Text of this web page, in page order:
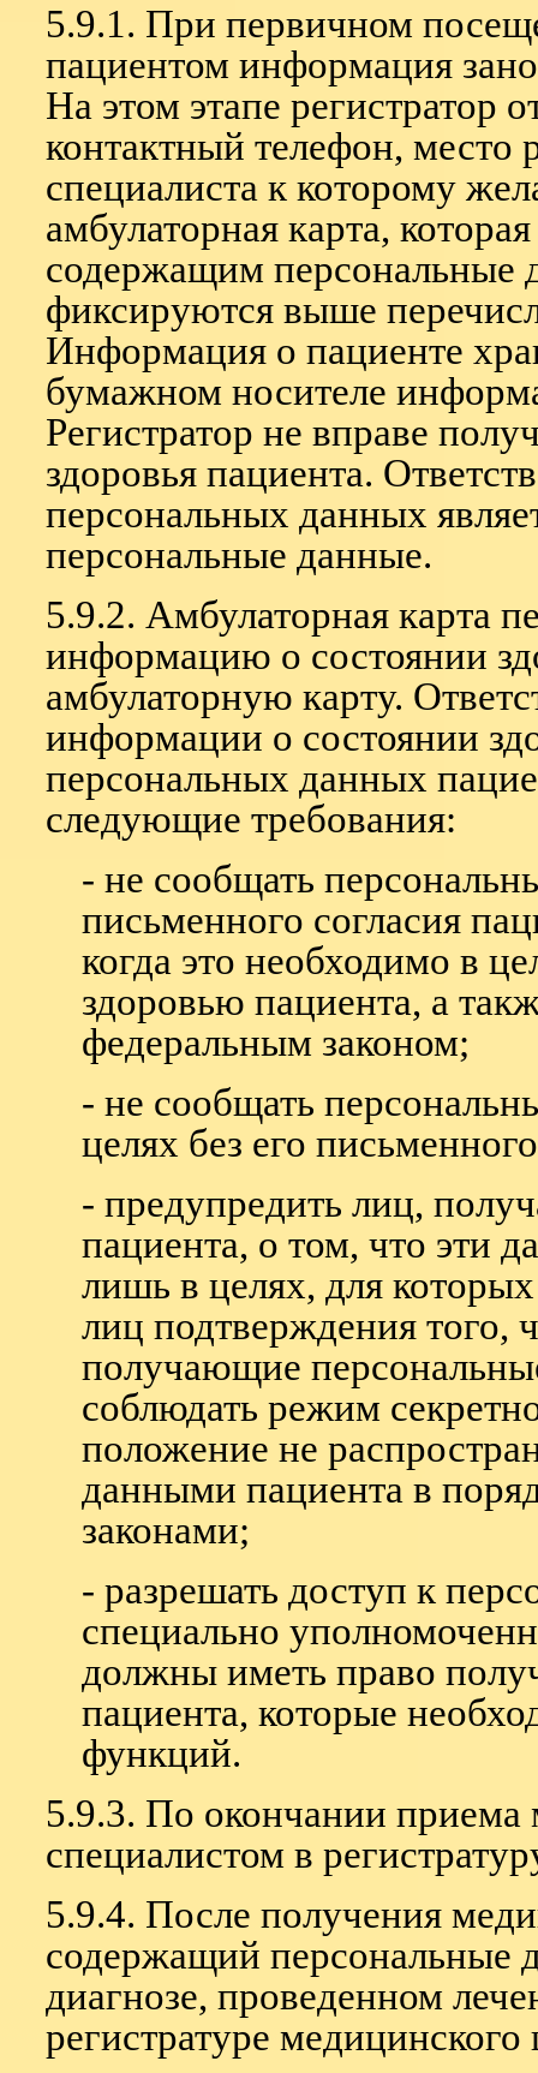
5.9.1. При первичном
пациентом информация
На этом этапе регистратор
контактный телефон,
специалиста к которому
амбулаторная карта,
содержащим персональные
фиксируются выше
Информация о пациенте
бумажном носителе
Регистратор не вправе
здоровья пациента.
персональных данных
персональные данные.
5.9.2. Амбулаторная карта
информацию о состоянии
амбулаторную карту.
информации о состоянии
персональных данных
следующие требования:
- не сообщать
письменного согласия
когда это необходимо в
здоровью пациента, а
федеральным законом;
- не сообщать
целях без его
- предупредить лиц,
пациента, о том, что эти
лишь в целях, для
лиц подтверждения того,
получающие
соблюдать режим
положение не
данными пациента в
законами;
- разрешать доступ к
специально
должны иметь право
пациента, которые
функций.
5.9.3. По окончании приема
специалистом в
5.9.4. После получения
содержащий персональные
диагнозе, проведенном
регистратуре медицинского